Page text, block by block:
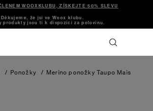
WOOXKLUBU, ZÍSKEJTE 50% SLEVU
Děkujeme, že jsi ve Woox klubu.
produkty jsou ti k dispozici za polovinu.
/ Ponožky / Merino ponožky Taupo Mais